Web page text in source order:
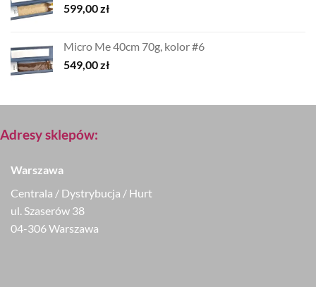
599,00zł
Micro Me 40cm 70g, kolor #6
549,00zł
Adresy sklepów:
Warszawa
Centrala / Dystrybucja / Hurt
ul. Szaserów 38
04-306 Warszawa